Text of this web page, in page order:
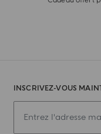
INSCRIVEZ-VOUS